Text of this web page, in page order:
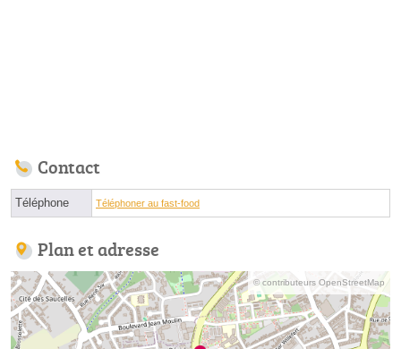
Contact
Téléphone Téléphoner au fast-food
Plan et adresse
© contributeurs OpenStreetMap